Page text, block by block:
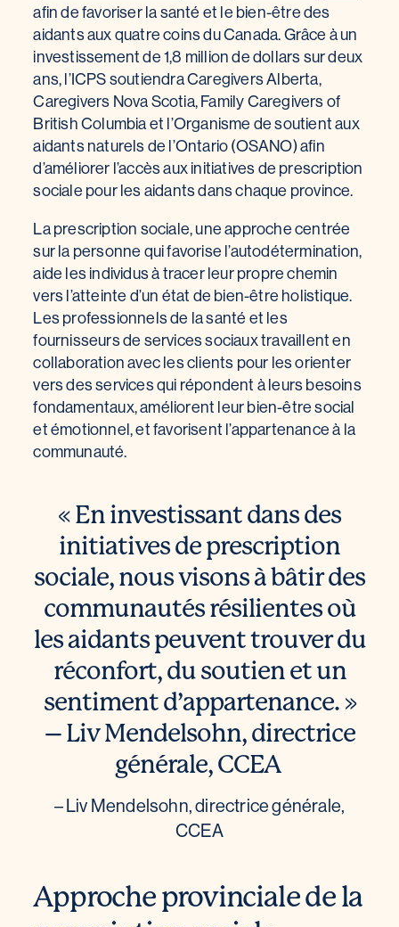
afin de favoriser la santé et le bien-être des
aidants aux quatre coins du Canada. Grâce à un
investissement de 1,8 million de dollars sur deux
ans, l’ICPS soutiendra Caregivers Alberta,
Caregivers Nova Scotia, Family Caregivers of
British Columbia et l’Organisme de soutient aux
aidants naturels de l’Ontario (OSANO) afin
d’améliorer l’accès aux initiatives de prescription
sociale pour les aidants dans chaque province.
La prescription sociale, une approche centrée
sur la personne qui favorise l’autodétermination,
aide les individus à tracer leur propre chemin
vers l’atteinte d’un état de bien-être holistique.
Les professionnels de la santé et les
fournisseurs de services sociaux travaillent en
collaboration avec les clients pour les orienter
vers des services qui répondent à leurs besoins
fondamentaux, améliorent leur bien-être social
et émotionnel, et favorisent l’appartenance à la
communauté.
« En investissant dans des
initiatives de prescription
sociale, nous visons à bâtir des
communautés résilientes où
les aidants peuvent trouver du
réconfort, du soutien et un
sentiment d’appartenance. »
– Liv Mendelsohn, directrice
générale, CCEA
– Liv Mendelsohn, directrice générale,
CCEA
Approche provinciale de la